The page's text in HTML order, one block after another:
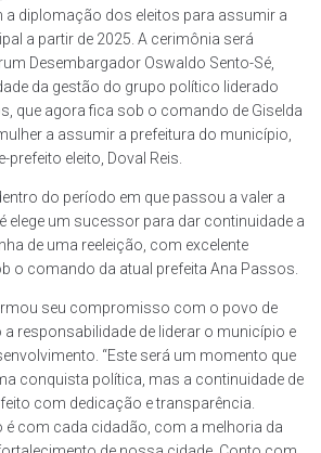
diplomação dos eleitos para assumir a
a partir de 2025. A cerimônia será
Desembargador Oswaldo Sento-Sé,
da gestão do grupo político liderado
que agora fica sob o comando de Giselda
a assumir a prefeitura do município,
eleito, Doval Reis.
do período em que passou a valer a
elege um sucessor para dar continuidade a
de uma reeleição, com excelente
o comando da atual prefeita Ana Passos.
seu compromisso com o povo de
a responsabilidade de liderar o município e
“Este será um momento que
conquista política, mas a continuidade de
com dedicação e transparência.
com cada cidadão, com a melhoria da